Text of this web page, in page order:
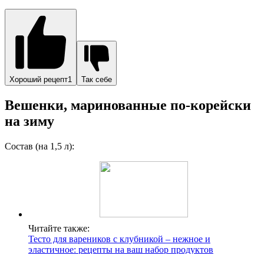
Хороший рецепт1 Так себе
Вешенки, маринованные по-корейски
на зиму
Состав (на 1,5 л):
Читайте также:
Тесто для вареников с клубникой – нежное и
эластичное: рецепты на ваш набор продуктов